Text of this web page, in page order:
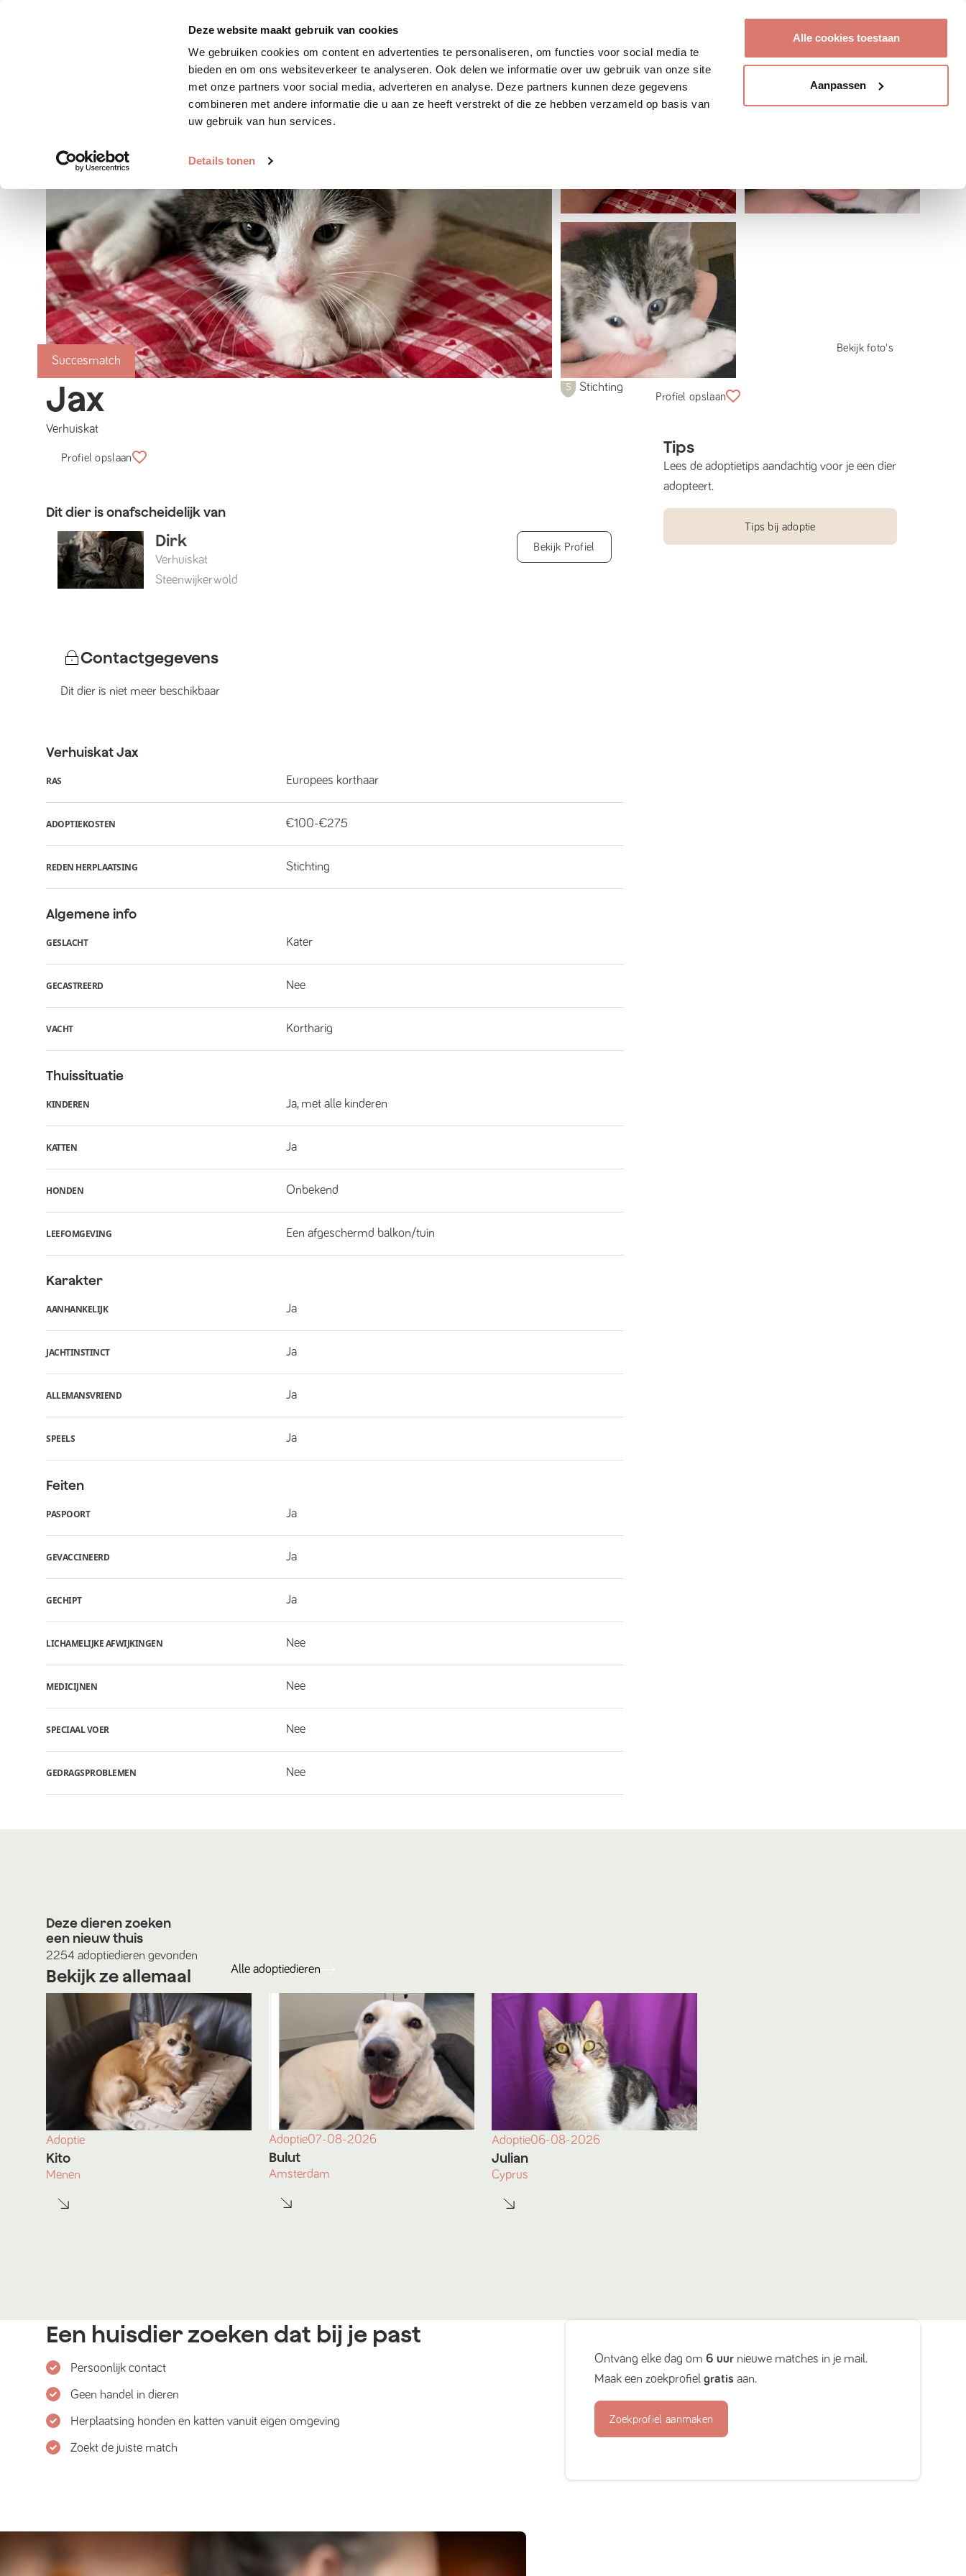
Deze website maakt gebruik van cookies
We gebruiken cookies om content en advertenties te personaliseren, om functies voor social media te
bieden en om ons websiteverkeer te analyseren. Ook delen we informatie over uw gebruik van onze site
met onze partners voor social media, adverteren en analyse. Deze partners kunnen deze gegevens
combineren met andere informatie die u aan ze heeft verstrekt of die ze hebben verzameld op basis van
uw gebruik van hun services.
Details tonen
Alle cookies toestaan
Aanpassen
Zoek huisdier Plaats huisdier Hoe werkt het?
Succesmatch
Bekijk foto's
Jax
Verhuiskat
Stichting
Profiel opslaan
Dit dier is onafscheidelijk van
Dirk
Verhuiskat
Steenwijkerwold
Bekijk Profiel
Contactgegevens
Dit dier is niet meer beschikbaar
VerhuiskatJax
RAS Europees korthaar
ADOPTIEKOSTEN €100-€275
REDEN HERPLAATSING Stichting
Algemene info
GESLACHT Kater
GECASTREERD Nee
VACHT Kortharig
Thuissituatie
KINDEREN Ja, met alle kinderen
KATTEN Ja
HONDEN Onbekend
LEEFOMGEVING Een afgeschermd balkon/tuin
Karakter
AANHANKELIJK Ja
JACHTINSTINCT Ja
ALLEMANSVRIEND Ja
SPEELS Ja
Feiten
PASPOORT Ja
GEVACCINEERD Ja
GECHIPT Ja
LICHAMELIJKE AFWIJKINGEN Nee
MEDICIJNEN Nee
SPECIAAL VOER Nee
GEDRAGSPROBLEMEN Nee
Profiel opslaan
Tips
Lees de adoptietips aandachtig voor je een dier
adopteert.
Tips bij adoptie
Deze dieren zoeken
een nieuw thuis
2254 adoptiedieren gevonden
Bekijk ze allemaal Alle adoptiedieren
Adoptie
Kito
Menen
Adoptie07-08-2026
Bulut
Amsterdam
Adoptie06-08-2026
Julian
Cyprus
Een huisdier zoeken dat bij je past
Persoonlijk contact
Geen handel in dieren
Herplaatsing honden en katten vanuit eigen omgeving
Zoekt de juiste match
Ontvang elke dag om6 uur nieuwe matches in je mail.
Maak een zoekprofielgratis aan.
Zoekprofiel aanmaken